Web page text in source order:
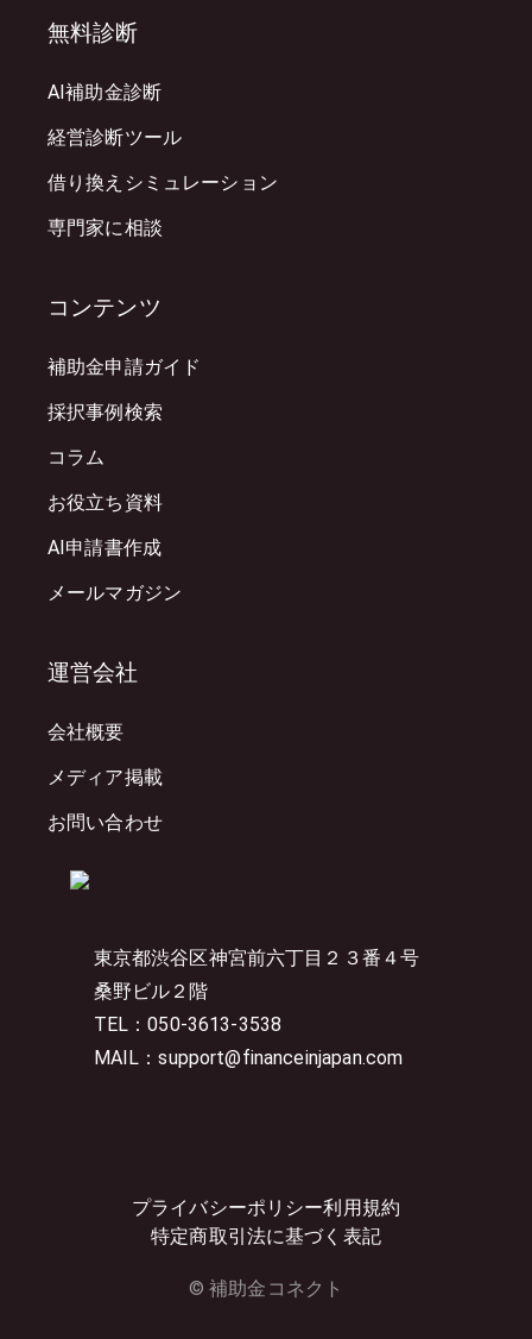
東京都渋谷区神宮前六丁目２３番４号
桑野ビル２階
TEL：050-3613-3538
MAIL：support@financeinjapan.com
プライバシーポリシー利用規約
特定商取引法に基づく表記
© 補助金コネクト
無料診断
AI補助金診断
経営診断ツール
借り換えシミュレーション
専門家に相談
コンテンツ
補助金申請ガイド
採択事例検索
コラム
お役立ち資料
AI申請書作成
メールマガジン
運営会社
会社概要
メディア掲載
お問い合わせ